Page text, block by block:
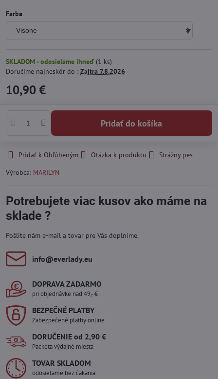
Farba
SKLADOM - odosielame ihneď (1 ks)
Doručíme najneskôr do : Zajtra 7.8.2026
10,90 €
Pridať do košíka
Pridať k Obľúbeným Otázka k produktu
Strážny pes
Výrobca: MARILYN
Potrebujete viac kusov ako máme na
sklade ?
Pošlite nám e-mail a tovar pre Vás doplníme.
info​@everlady​.eu
DOPRAVA ZADARMO
pri objednávke nad 49,- €
BEZPEČNÉ PLATBY
Zabezpečené platby online
DORUČENIE od 2,90 €
Packeta výdajné miesta
TOVAR SKLADOM
odosielame bez čakania